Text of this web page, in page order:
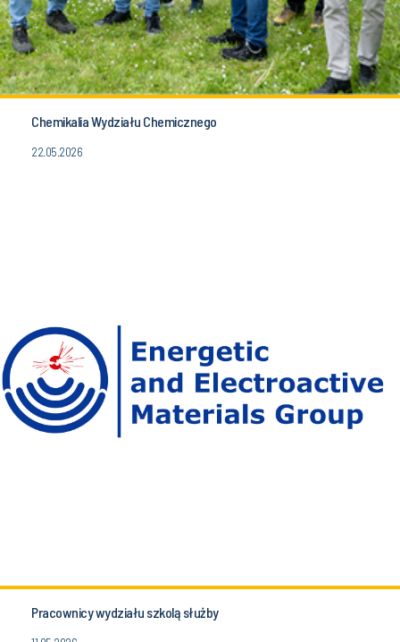
Chemikalia Wydziału Chemicznego
22.05.2026
Pracownicy wydziału szkolą służby